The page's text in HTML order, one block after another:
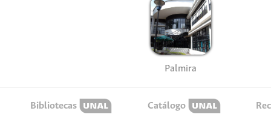
Palmira
Bibliotecas Catálogo